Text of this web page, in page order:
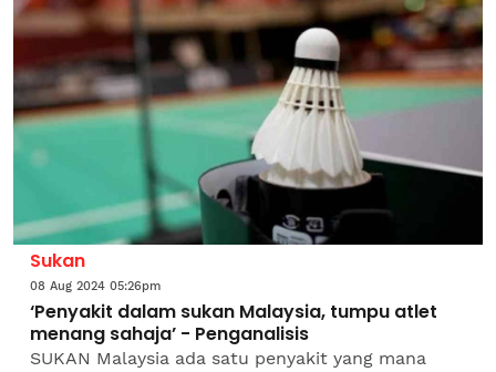
Sukan
08 Aug 2024 05:26pm
‘Penyakit dalam sukan Malaysia, tumpu atlet
menang sahaja’ - Penganalisis
SUKAN Malaysia ada satu penyakit yang mana